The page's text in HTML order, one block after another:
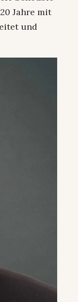
Jahre mit
und